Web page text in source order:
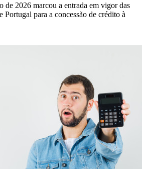
de 2026 marcou a entrada em vigor das
Portugal para a concessão de crédito à